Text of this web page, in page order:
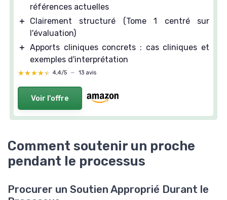
références actuelles
＋
Clairement structuré (Tome 1 centré sur
l'évaluation)
＋ Apports cliniques concrets : cas cliniques et
exemples d'interprétation
★★★★★
★★★★★ 4,4/5 — 13 avis
Voir l'offre
Comment soutenir un proche
pendant le processus
Procurer un Soutien Approprié Durant le